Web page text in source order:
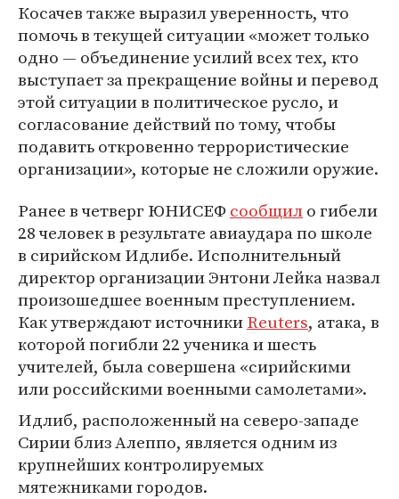
Косачев также выразил уверенность, что
помочь в текущей ситуации «может только
одно — объединение усилий всех тех, кто
выступает за прекращение войны и перевод
этой ситуации в политическое русло, и
согласование действий по тому, чтобы
подавить откровенно террористические
организации», которые не сложили оружие.
Ранее в четверг ЮНИСЕФсообщило гибели
28 человек в результате авиаудара по школе
в сирийском Идлибе. Исполнительный
директор организации Энтони Лейка назвал
произошедшее военным преступлением.
Как утверждают источникиReuters, атака, в
которой погибли 22 ученика и шесть
учителей, была совершена «сирийскими
или российскими военными самолетами».
Идлиб, расположенный на северо-западе
Сирии близ Алеппо, является одним из
крупнейших контролируемых
мятежниками городов.